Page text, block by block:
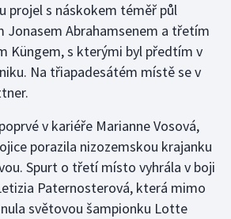
projel s náskokem téměř půl
Jonasem Abrahamsenem a třetím
Küngem, s kterými byl předtím v
Na třiapadesátém místě se v
v kariéře Marianne Vosová,
porazila nizozemskou krajanku
Spurt o třetí místo vyhrála v boji
Paternosterová, která mimo
světovou šampionku Lotte